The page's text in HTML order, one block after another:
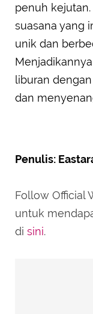
penuh
suasana yang
unik dan
liburan
dan
Penulis:
Follow Official
untuk
di sini.